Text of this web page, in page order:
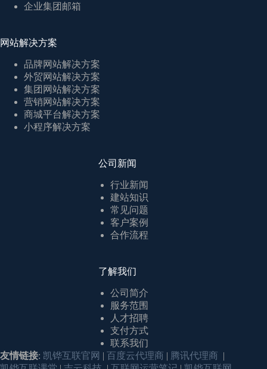
企业集团邮箱
网站解决方案
品牌网站解决方案
外贸网站解决方案
集团网站解决方案
营销网站解决方案
商城平台解决方案
小程序解决方案
公司新闻
行业新闻
建站知识
常见问题
客户案例
合作流程
了解我们
公司简介
服务范围
人才招聘
支付方式
联系我们
友情链接: 凯铧互联官网 | 百度云代理商 | 腾讯代理商 |